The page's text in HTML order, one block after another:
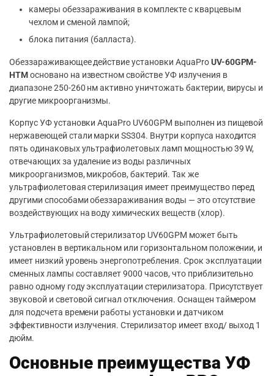
камеры обеззараживания в комплекте с кварцевым
чехлом и сменой лампой;
блока питания (балласта).
Обеззараживающее действие установки AquaProUV-60GPM-
НTMосновано на известном свойстве УФ излучения в
диапазоне 250-260 нм активно уничтожать бактерии, вирусы и
другие микроорганизмы.
Корпус УФ установки AquaPro UV60GPM выполнен из пищевой
нержавеющей стали марки SS304. Внутри корпуса находится
пять одинаковых ультрафиолетовых ламп мощностью 39 W,
отвечающих за удаление из воды различных
микроорганизмов, микробов, бактерий. Так же
ультрафиолетовая стерилизация имеет преимущество перед
другими способами обеззараживания воды — это отсутствие
воздействующих на воду химических веществ (хлор).
Ультрафиолетовый стерилизатор UV60GPM может быть
установлен в вертикальном или горизонтальном положении, и
имеет низкий уровень энергопотребления. Срок эксплуатации
сменных лампы составляет 9000 часов, что приблизительно
равно одному году эксплуатации стерилизатора. Присутствует
звуковой и световой сигнал отключения. Оснащен таймером
для подсчета времени работы установки и датчиком
эффективности излучения. Стерилизатор имеет вход/ выход 1
дюйм.
Основные преимущества УФ